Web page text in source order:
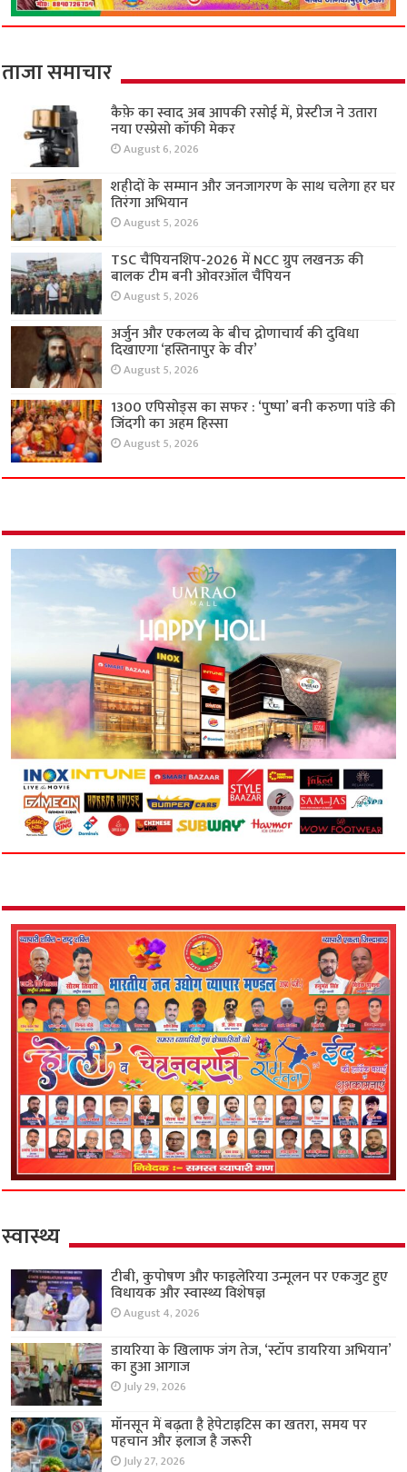
ताजा समाचार
कैफ़े का स्वाद अब आपकी रसोई में, प्रेस्टीज ने उतारा
नया एस्प्रेसो कॉफी मेकर
August 6, 2026
शहीदों के सम्मान और जनजागरण के साथ चलेगा हर घर
तिरंगा अभियान
August 5, 2026
TSC चैंपियनशिप-2026 में NCC ग्रुप लखनऊ की
बालक टीम बनी ओवरऑल चैंपियन
August 5, 2026
अर्जुन और एकलव्य के बीच द्रोणाचार्य की दुविधा
दिखाएगा ‘हस्तिनापुर के वीर’
August 5, 2026
1300 एपिसोड्स का सफर : ‘पुष्पा’ बनी करुणा पांडे की
जिंदगी का अहम हिस्सा
August 5, 2026
स्वास्थ्य
टीबी, कुपोषण और फाइलेरिया उन्मूलन पर एकजुट हुए
विधायक और स्वास्थ्य विशेषज्ञ
August 4, 2026
डायरिया के खिलाफ जंग तेज, ‘स्टॉप डायरिया अभियान’
का हुआ आगाज
July 29, 2026
मॉनसून में बढ़ता है हेपेटाइटिस का खतरा, समय पर
पहचान और इलाज है जरूरी
July 27, 2026